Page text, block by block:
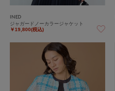
INED
ジャガードノーカラージャケット
￥19,800(税込)